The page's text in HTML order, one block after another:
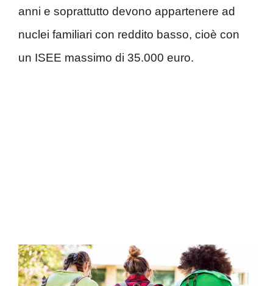
anni e soprattutto devono appartenere ad
nuclei familiari con reddito basso, cioè con
un ISEE massimo di 35.000 euro.